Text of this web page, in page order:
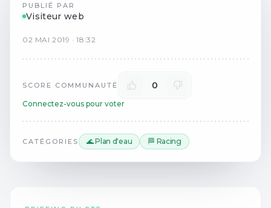
PUBLIÉ PAR
Visiteur web
02 MAI 2019 ·18:32
SCORE COMMUNAUTÉ 0
Connectez-vous pour voter
CATÉGORIES 🌊 Plan d'eau 🏁 Racing